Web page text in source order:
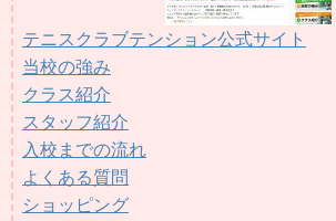
テニスクラブテンション公式サイト
当校の強み
クラス紹介
スタッフ紹介
入校までの流れ
よくある質問
ショッピング